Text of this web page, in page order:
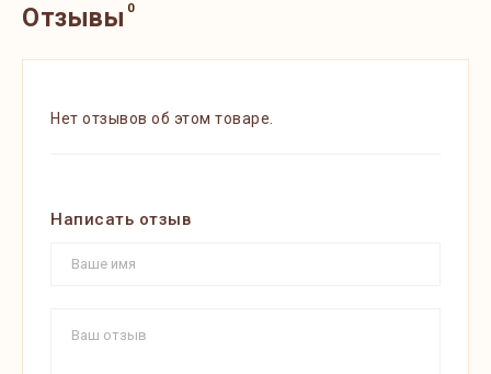
Отзывы 0
Нет отзывов об этом товаре.
Написать отзыв